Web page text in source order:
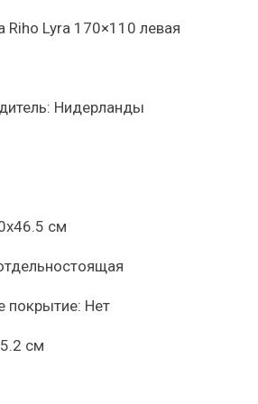
Riho Lyra 170×110 левая
Нидерланды
см
покрытие: Нет
5.2 см